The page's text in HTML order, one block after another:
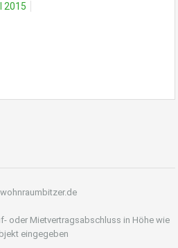
2015
oder Mietvertragsabschluss in Höhe wie
eingegeben